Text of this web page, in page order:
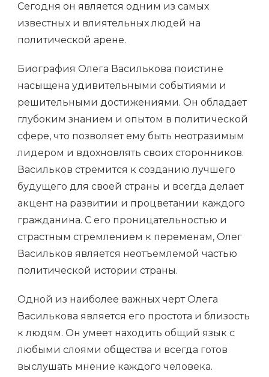
Сегодня он является одним из самых
известных и влиятельных людей на
политической арене.
Биография Олега Василькова поистине
насыщена удивительными событиями и
решительными достижениями. Он обладает
глубоким знанием и опытом в политической
сфере, что позволяет ему быть неотразимым
лидером и вдохновлять своих сторонников.
Васильков стремится к созданию лучшего
будущего для своей страны и всегда делает
акцент на развитии и процветании каждого
гражданина. С его проницательностью и
страстным стремлением к переменам, Олег
Васильков является неотъемлемой частью
политической истории страны.
Одной из наиболее важных черт Олега
Василькова является его простота и близость
к людям. Он умеет находить общий язык с
любыми слоями общества и всегда готов
выслушать мнение каждого человека.